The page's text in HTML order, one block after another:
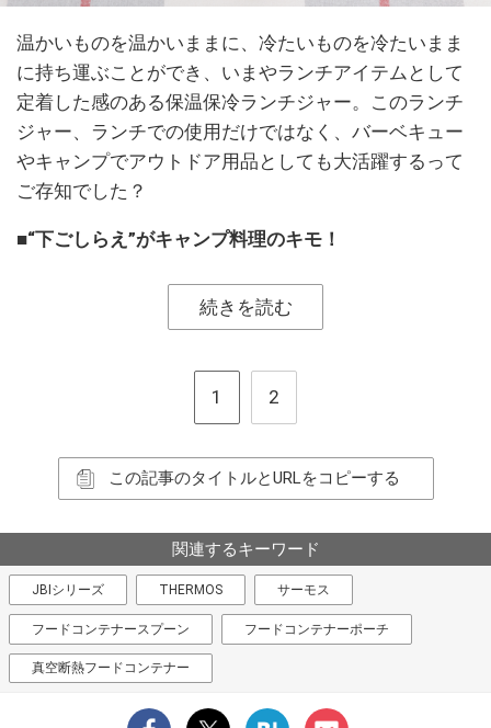
温かいものを温かいままに、冷たいものを冷たいまま
に持ち運ぶことができ、いまやランチアイテムとして
定着した感のある保温保冷ランチジャー。このランチ
ジャー、ランチでの使用だけではなく、バーベキュー
やキャンプでアウトドア用品としても大活躍するって
ご存知でした？
■“下ごしらえ”がキャンプ料理のキモ！
続きを読む
1 2
この記事のタイトルとURLをコピーする
関連するキーワード
JBIシリーズ THERMOS サーモス
フードコンテナースプーン フードコンテナーポーチ
真空断熱フードコンテナー